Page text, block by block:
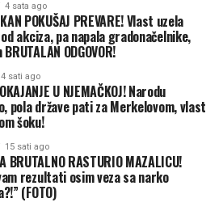
4 sata ago
POKUŠAJ PREVARE! Vlast uzela
akciza, pa napala gradonačelnike,
ODGOVOR!
sati ago
U NJEMAČKOJ! Narodu
pola države pati za Merkelovom, vlast
šoku!
15 sati ago
BRUTALNO RASTURIO MAZALICU!
rezultati osim veza sa narko
(FOTO)